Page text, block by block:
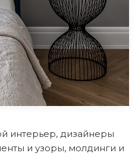
интерьер, дизайнеры
и узоры, молдинги и